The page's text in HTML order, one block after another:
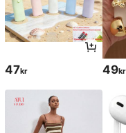
47kr 49kr